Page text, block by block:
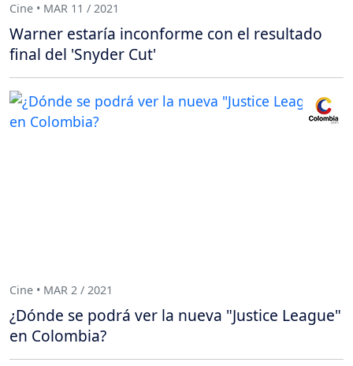
Cine • MAR 11 / 2021
Warner estaría inconforme con el resultado
final del 'Snyder Cut'
Cine • MAR 2 / 2021
¿Dónde se podrá ver la nueva "Justice League"
en Colombia?